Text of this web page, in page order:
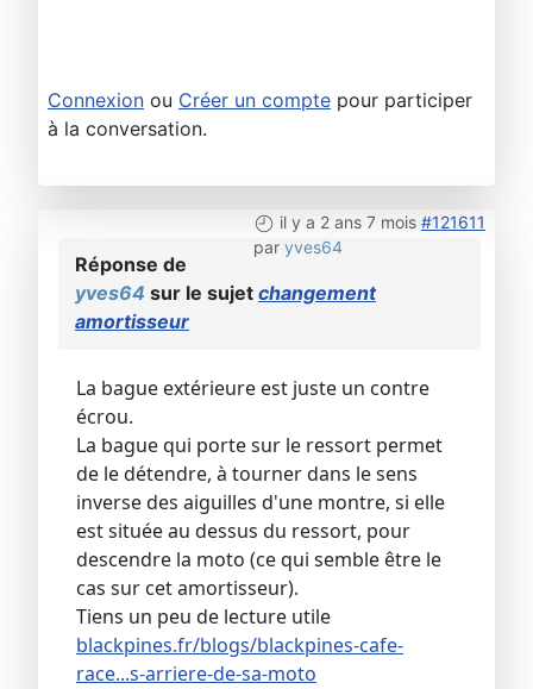
Connexion ou Créer un compte pour participer
à la conversation.
il y a 2 ans 7 mois #121611
par yves64
Réponse de
yves64 sur le sujet changement
amortisseur
La bague extérieure est juste un contre
écrou.
La bague qui porte sur le ressort permet
de le détendre, à tourner dans le sens
inverse des aiguilles d'une montre, si elle
est située au dessus du ressort, pour
descendre la moto (ce qui semble être le
cas sur cet amortisseur).
Tiens un peu de lecture utile
blackpines.fr/blogs/blackpines-cafe-
race...s-arriere-de-sa-moto